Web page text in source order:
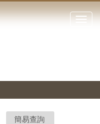
點
閉
站
停、
圖
圖
結
簡易查詢